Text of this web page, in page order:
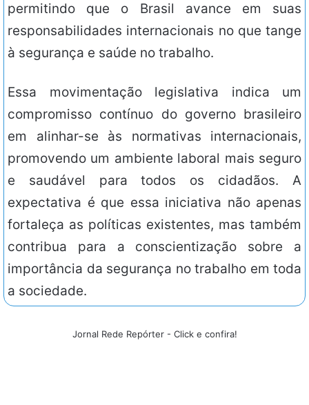
permitindo que o Brasil avance em suas
responsabilidades internacionais no que tange
à segurança e saúde no trabalho.
Essa movimentação legislativa indica um
compromisso contínuo do governo brasileiro
em alinhar-se às normativas internacionais,
promovendo um ambiente laboral mais seguro
e saudável para todos os cidadãos. A
expectativa é que essa iniciativa não apenas
fortaleça as políticas existentes, mas também
contribua para a conscientização sobre a
importância da segurança no trabalho em toda
a sociedade.
Jornal Rede Repórter - Click e confira!